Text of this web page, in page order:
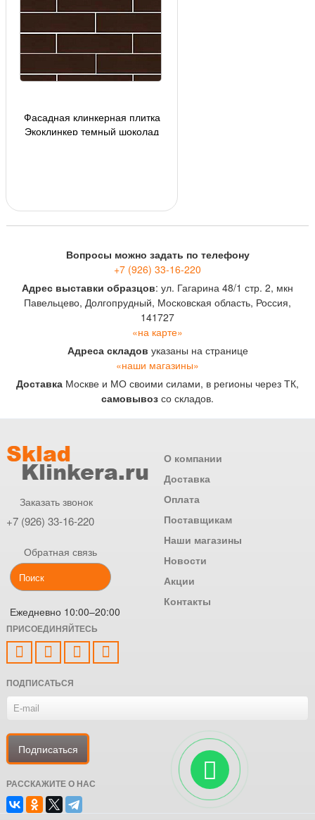
Фасадная клинкерная плитка
Экоклинкер темный шоколад
Вопросы можно задать по телефону
+7 (926) 33-16-220
Адрес выставки образцов: ул. Гагарина 48/1 стр. 2, мкн
Павельцево, Долгопрудный, Московская область, Россия,
141727
«на карте»
Адреса складов указаны на странице
«наши магазины»
Доставка Москве и МО своими силами, в регионы через ТК,
самовывоз со складов.
Заказать звонок
+7 (926) 33-16-220
Обратная связь
Ежедневно 10:00–20:00
О компании
Доставка
Оплата
Поставщикам
Наши магазины
Новости
Акции
Контакты
ПРИСОЕДИНЯЙТЕСЬ
ПОДПИСАТЬСЯ
РАССКАЖИТЕ О НАС